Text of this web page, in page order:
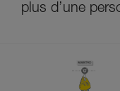
plus d’une